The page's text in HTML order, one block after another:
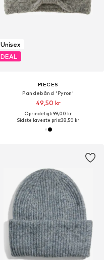
Unisex
DEAL
PIECES
Pandebånd 'Pyron'
49,50 kr
Oprindeligt: 99,00 kr
Sidste laveste pris:38,50 kr